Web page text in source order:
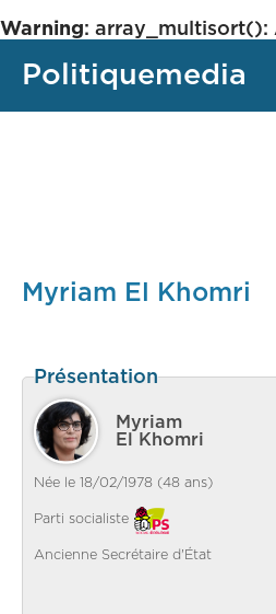
Warning: array_multisort():
Politiquemedia
Myriam El Khomri
Présentation
Myriam
El Khomri
Née le 18/02/1978 (48 ans)
Parti socialiste
Ancienne Secrétaire d'État